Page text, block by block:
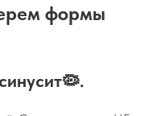
формы